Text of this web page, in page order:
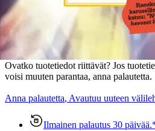
Oletko tyytyväinen
Ovatko tuotetiedot riittävät? Jos
voisi muuten parantaa, anna palautetta.
Anna palautetta, Avautuu uuteen
Ilmainen palautus 30